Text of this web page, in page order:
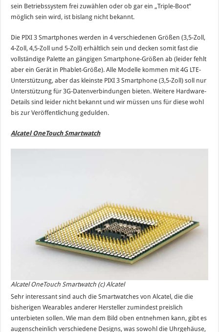
sein Betriebssystem frei zuwählen oder ob gar ein „Triple-Boot“
möglich sein wird, ist bislang nicht bekannt.
Die PIXI 3 Smartphones werden in 4 verschiedenen Größen (3,5-Zoll,
4-Zoll, 4,5-Zoll und 5-Zoll) erhältlich sein und decken somit fast die
vollständige Palette an gängigen Smartphone-Größen ab (leider fehlt
aber ein Gerät in Phablet-Größe). Alle Modelle kommen mit 4G LTE-
Unterstützung, aber das kleinste PIXI 3 Smartphone (3,5-Zoll) soll nur
Unterstützung für 3G-Datenverbindungen bieten. Weitere Hardware-
Details sind leider nicht bekannt und wir müssen uns für diese wohl
bis zur Veröffentlichung gedulden.
Alcatel OneTouch Smartwatch
Alcatel OneTouch Smartwatch (c) Alcatel
Sehr interessant sind auch dieSmartwatches von Alcatel, die die
bisherigen Wearables anderer Hersteller zumindest preislich
unterbieten sollen. Wie man dem Bild oben entnehmen kann, gibt es
augenscheinlich verschiedene Designs, was sowohl die Uhrgehäuse,